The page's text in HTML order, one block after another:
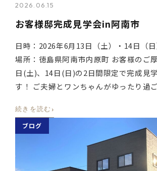
2026.06.15
お客様邸完成見学会in阿南市
日時：2026年6月13日（土）・14日（
場所：徳島県阿南市内原町 お客様のご
日(土)、14日(日)の2日間限定で完成見
す！ ご夫婦とワンちゃんがゆったり過
続きを読む ›
ブログ